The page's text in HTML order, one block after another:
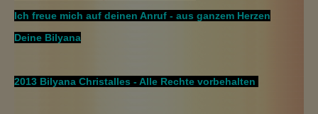
Ich freue mich auf deinen Anruf - aus ganzem Herzen
Deine Bilyana
2013 Bilyana Christalles - Alle Rechte vorbehalten